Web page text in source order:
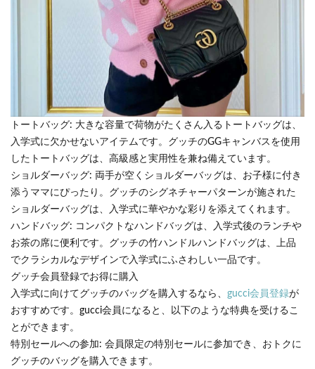
トートバッグ: 大きな容量で荷物がたくさん入るトートバッグは、
入学式に欠かせないアイテムです。グッチのGGキャンバスを使用
したトートバッグは、高級感と実用性を兼ね備えています。
ショルダーバッグ: 両手が空くショルダーバッグは、お子様に付き
添うママにぴったり。グッチのシグネチャーパターンが施された
ショルダーバッグは、入学式に華やかな彩りを添えてくれます。
ハンドバッグ: コンパクトなハンドバッグは、入学式後のランチや
お茶の席に便利です。グッチの竹ハンドルハンドバッグは、上品
でクラシカルなデザインで入学式にふさわしい一品です。
グッチ会員登録でお得に購入
入学式に向けてグッチのバッグを購入するなら、 gucci会員登録が
おすすめです。gucci会員になると、以下のような特典を受けるこ
とができます。
特別セールへの参加: 会員限定の特別セールに参加でき、おトクに
グッチのバッグを購入できます。